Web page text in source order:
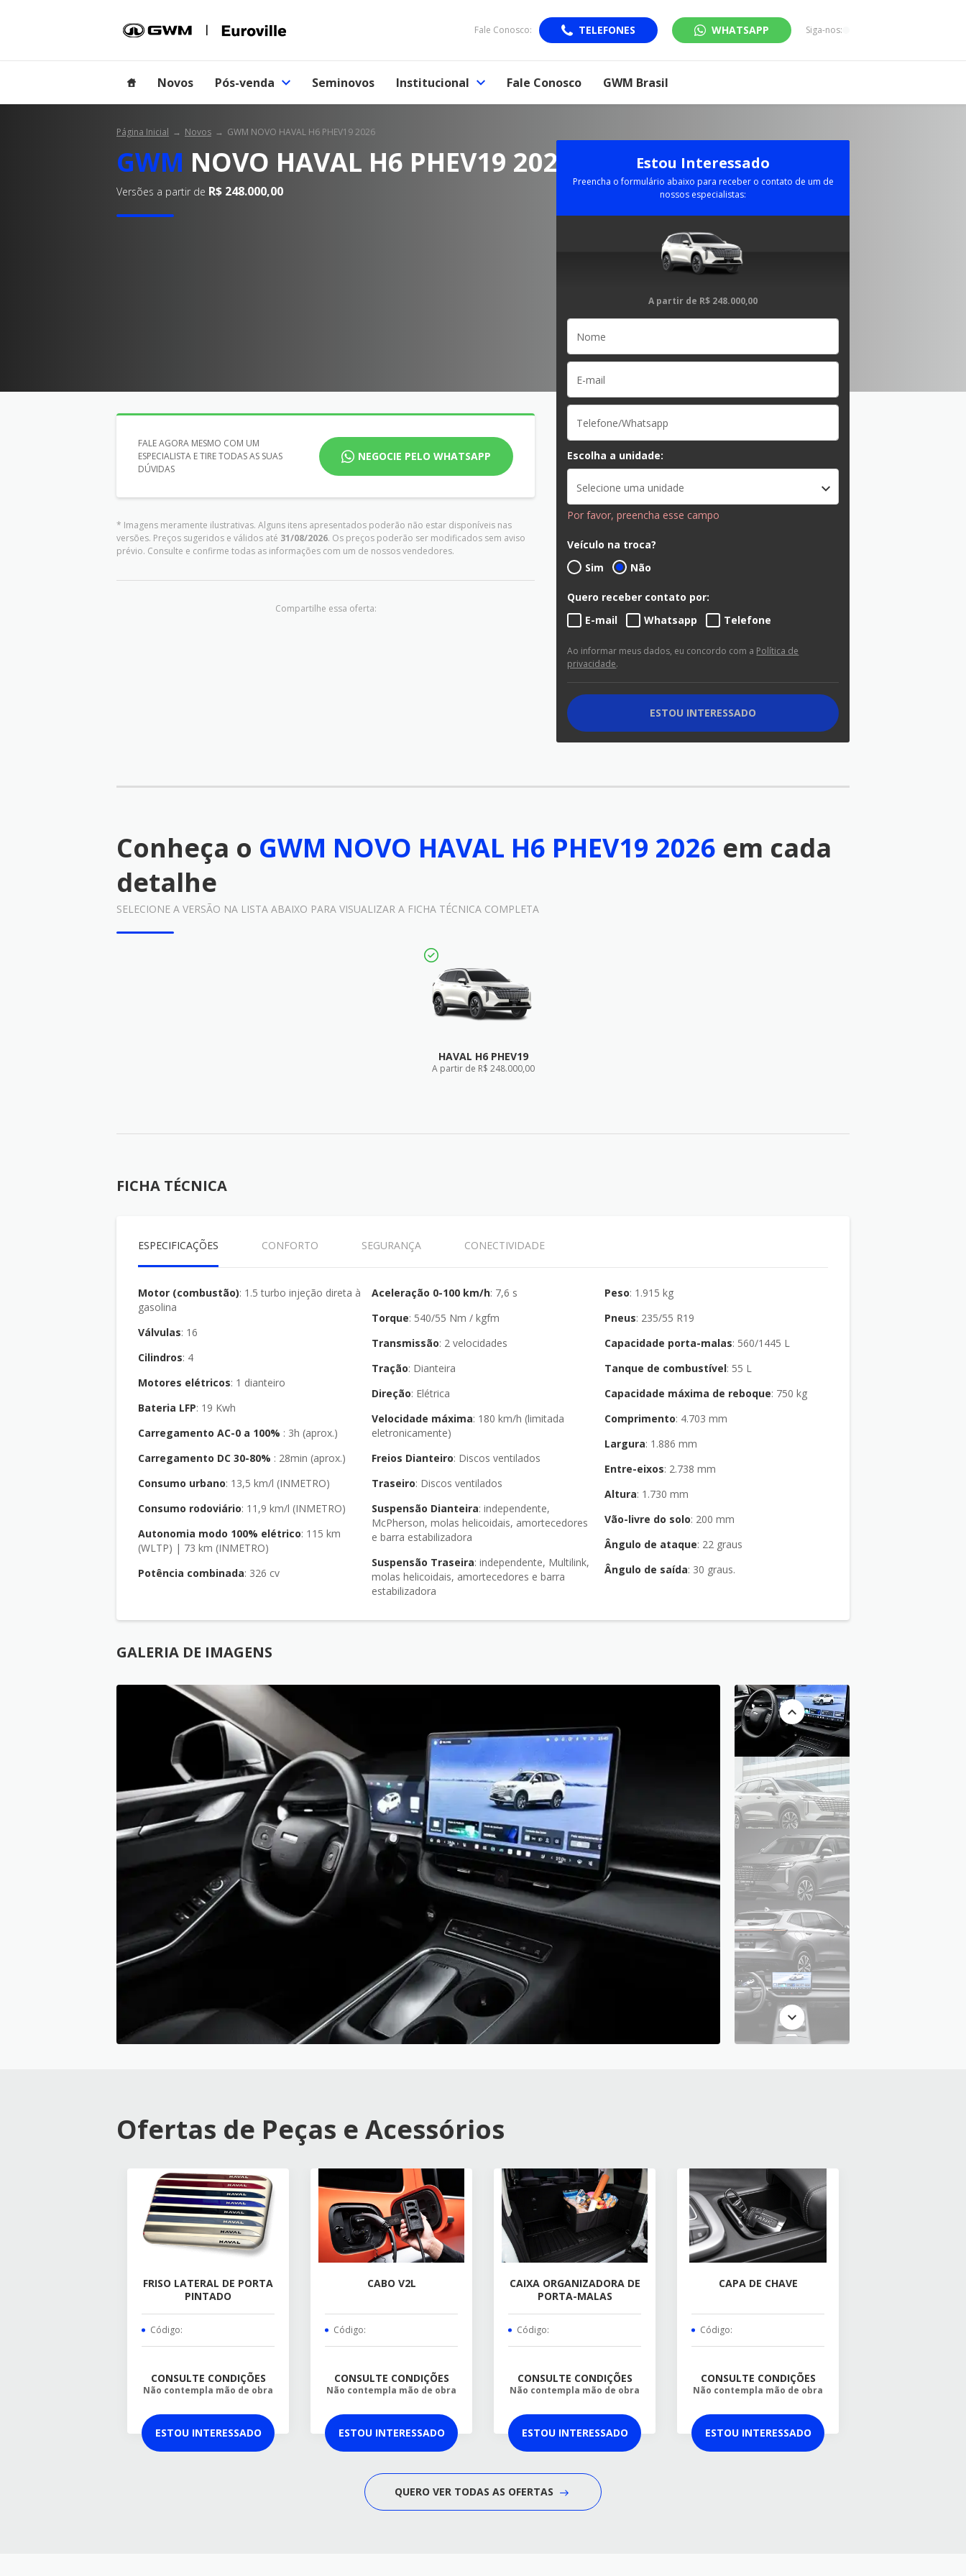
Fale Conosco: TELEFONES WHATSAPP Siga-nos:
Novos Pós-venda Seminovos Institucional Fale Conosco GWM Brasil
Página Inicial Novos GWM NOVO HAVAL H6 PHEV19 2026
GWM NOVO HAVAL H6 PHEV19 2026
Versões a partir de R$ 248.000,00
FALE AGORA MESMO COM UM
ESPECIALISTA E TIRE TODAS AS SUAS
DÚVIDAS
NEGOCIE PELO WHATSAPP
* Imagens meramente ilustrativas. Alguns itens apresentados poderão não estar disponíveis nas
versões. Preços sugeridos e válidos até 31/08/2026. Os preços poderão ser modificados sem aviso
prévio. Consulte e confirme todas as informações com um de nossos vendedores.
Compartilhe essa oferta:
Estou Interessado
Preencha o formulário abaixo para receber o contato de um de
nossos especialistas:
A partir de R$ 248.000,00
Escolha a unidade:
Selecione uma unidade
Por favor, preencha esse campo
Veículo na troca?
Sim
Não
Quero receber contato por:
E-mail
Whatsapp Telefone
Ao informar meus dados, eu concordo com a Política de
privacidade.
ESTOU INTERESSADO
Conheça o GWM NOVO HAVAL H6 PHEV19 2026 em cada
detalhe
SELECIONE A VERSÃO NA LISTA ABAIXO PARA VISUALIZAR A FICHA TÉCNICA COMPLETA
HAVAL H6 PHEV19
A partir de R$ 248.000,00
FICHA TÉCNICA
ESPECIFICAÇÕES CONFORTO SEGURANÇA CONECTIVIDADE
Motor (combustão): 1.5 turbo injeção direta à
gasolina
Válvulas : 16
Cilindros : 4
Motores elétricos : 1 dianteiro
Bateria LFP : 19 Kwh
Carregamento AC-0 a 100%
: 3h (aprox.)
Carregamento DC 30-80%
: 28min (aprox.)
Consumo urbano : 13,5 km/l (INMETRO)
Consumo rodoviário : 11,9 km/l (INMETRO)
Autonomia modo 100% elétrico: 115 km
(WLTP) | 73 km (INMETRO)
Potência combinada : 326 cv
Aceleração 0-100 km/h : 7,6 s
Torque : 540/55 Nm / kgfm
Transmissão : 2 velocidades
Tração : Dianteira
Direção : Elétrica
Velocidade máxima: 180 km/h (limitada
eletronicamente)
Freios Dianteiro : Discos ventilados
Traseiro : Discos ventilados
Suspensão Dianteira: independente,
McPherson, molas helicoidais, amortecedores
e barra estabilizadora
Suspensão Traseira: independente, Multilink,
molas helicoidais, amortecedores e barra
estabilizadora
Peso : 1.915 kg
Pneus : 235/55 R19
Capacidade porta-malas : 560/1445 L
Tanque de combustível : 55 L
Capacidade máxima de reboque : 750 kg
Comprimento : 4.703 mm
Largura : 1.886 mm
Entre-eixos : 2.738 mm
Altura : 1.730 mm
Vão-livre do solo : 200 mm
Ângulo de ataque : 22 graus
Ângulo de saída : 30 graus.
GALERIA DE IMAGENS
Ofertas de Peças e Acessórios
FRISO LATERAL DE PORTA
PINTADO
Código:
CONSULTE CONDIÇÕES
Não contempla mão de obra
ESTOU INTERESSADO
CABO V2L
Código:
CONSULTE CONDIÇÕES
Não contempla mão de obra
ESTOU INTERESSADO
CAIXA ORGANIZADORA DE
PORTA-MALAS
Código:
CONSULTE CONDIÇÕES
Não contempla mão de obra
ESTOU INTERESSADO
CAPA DE CHAVE
Código:
CONSULTE CONDIÇÕES
Não contempla mão de obra
ESTOU INTERESSADO
QUERO VER TODAS AS OFERTAS